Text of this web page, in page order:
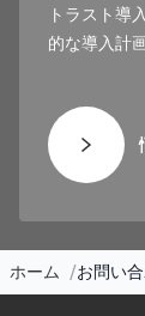
トラスト導
的な導入計
ホーム お問い